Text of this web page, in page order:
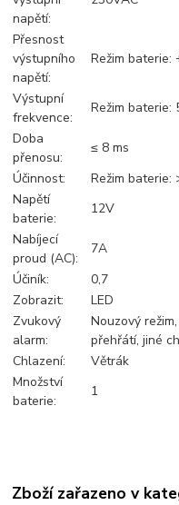
napětí:
Přesnost
výstupního
napětí:
Režim baterie:
Výstupní
frekvence:
Režim baterie:
Doba
přenosu:
≤ 8 ms
Účinnost:
Režim baterie:
Napětí
baterie:
12V
Nabíjecí
proud (AC):
7A
Účiník:
0,7
Zobrazit:
LED
Zvukový
alarm:
Nouzový
přehřátí, jiné
Chlazení:
Větrák
Množství
baterie:
1
Zboží zařazeno v